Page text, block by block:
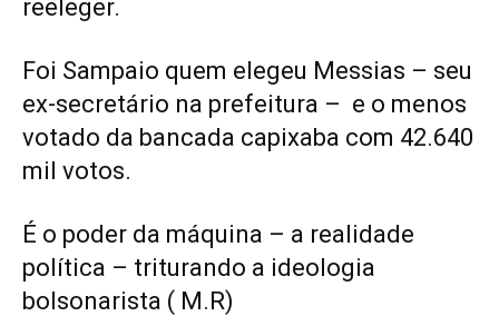
reeleger.
Foi Sampaio quem elegeu Messias – seu
ex-secretário na prefeitura – e o menos
votado da bancada capixaba com 42.640
mil votos.
É o poder da máquina – a realidade
política – triturando a ideologia
bolsonarista ( M.R)